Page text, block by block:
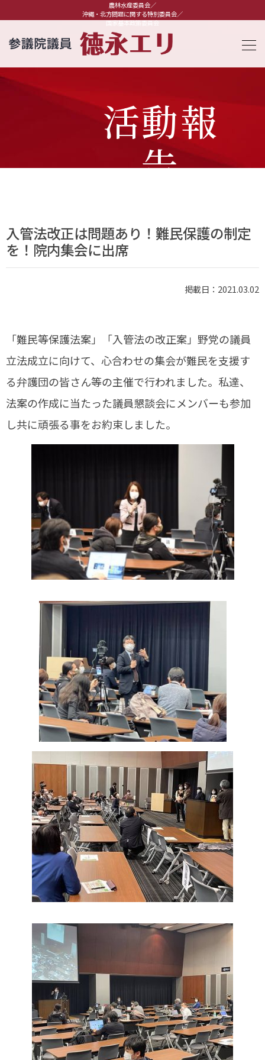
農林水産委員会／
沖縄・北方問題に関する特別委員会／
国家基本政策委員会
活動報
告
入管法改正は問題あり！難民保護の制定
を！院内集会に出席
掲載日：2021.03.02
「難民等保護法案」「入管法の改正案」野党の議員
立法成立に向けて、心合わせの集会が難民を支援す
る弁護団の皆さん等の主催で行われました。私達、
法案の作成に当たった議員懇談会にメンバーも参加
し共に頑張る事をお約束しました。